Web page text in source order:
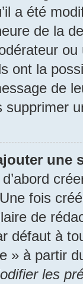
a été
de la
ont la
de
supprimer
une
Une fois
de
défaut à
» à partir
les